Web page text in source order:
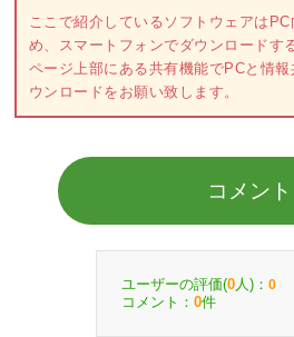
ここで紹介しているソフトウェアは
め、スマートフォンでダウンロードす
ページ上部にある共有機能でPCと情
ウンロードをお願い致します。
コメント
ユーザーの評価(0 人)： 0
コメント： 0件